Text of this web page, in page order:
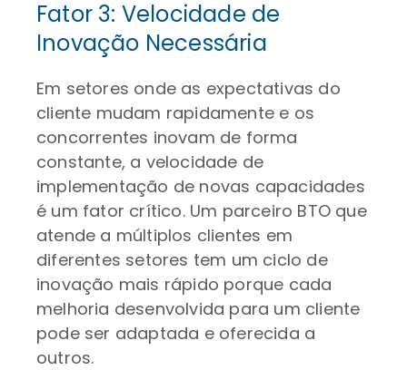
Fator 3: Velocidade de
Inovação Necessária
Em setores onde as expectativas do
cliente mudam rapidamente e os
concorrentes inovam de forma
constante, a velocidade de
implementação de novas capacidades
é um fator crítico. Um parceiro BTO que
atende a múltiplos clientes em
diferentes setores tem um ciclo de
inovação mais rápido porque cada
melhoria desenvolvida para um cliente
pode ser adaptada e oferecida a
outros.